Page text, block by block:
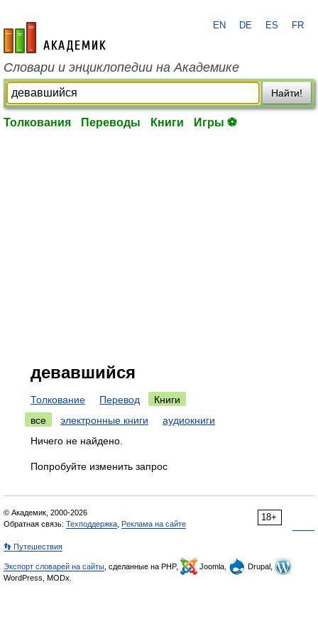
academic.ru
EN DE ES FR
Словари и энциклопедии на Академике
Найти!
Толкования Переводы Книги Игры ⚽
девавшийся
Толкование Перевод
Книги
все
электронные книги
аудиокниги
Ничего не найдено.
Попробуйте изменить запрос
18+
© Академик, 2000-2026
Обратная связь: Техподдержка Реклама на сайте
👣 Путешествия
Экспорт словарей на сайты , сделанные на PHP, Joomla,
Drupal,
WordPress, MODx.